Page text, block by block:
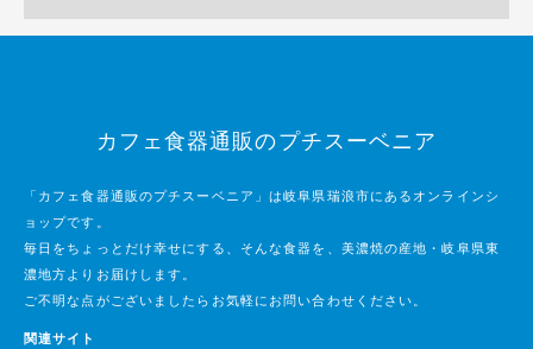
カフェ食器通販のプチスーベニア
「カフェ食器通販のプチスーベニア」は岐阜県瑞浪市にあるオンラインシ
ョップです。
毎日をちょっとだけ幸せにする、そんな食器を、美濃焼の産地・岐阜県東
濃地方よりお届けします。
ご不明な点がございましたらお気軽にお問い合わせください。
関連サイト